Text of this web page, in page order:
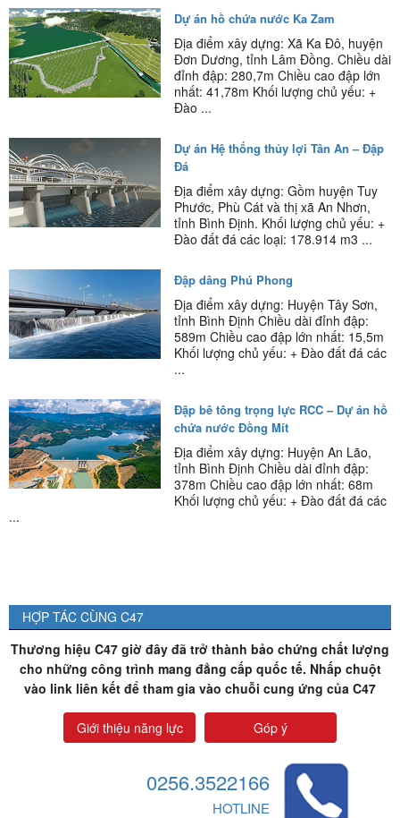
Dự án hồ chứa nước Ka Zam
Địa điểm xây dựng: Xã Ka Đô, huyện
Đơn Dương, tỉnh Lâm Đồng. Chiều dài
đỉnh đập: 280,7m Chiều cao đập lớn
nhất: 41,78m Khối lượng chủ yếu: +
Đào ...
Dự án Hệ thống thủy lợi Tân An – Đập
Đá
Địa điểm xây dựng: Gồm huyện Tuy
Phước, Phù Cát và thị xã An Nhơn,
tỉnh Bình Định. Khối lượng chủ yếu: +
Đào đất đá các loại: 178.914 m3 ...
Đập dâng Phú Phong
Địa điểm xây dựng: Huyện Tây Sơn,
tỉnh Bình Định Chiều dài đỉnh đập:
589m Chiều cao đập lớn nhất: 15,5m
Khối lượng chủ yếu: + Đào đất đá các
...
Đập bê tông trọng lực RCC – Dự án hồ
chứa nước Đồng Mít
Địa điểm xây dựng: Huyện An Lão,
tỉnh Bình Định Chiều dài đỉnh đập:
378m Chiều cao đập lớn nhất: 68m
Khối lượng chủ yếu: + Đào đất đá các
...
HỢP TÁC CÙNG C47
Thương hiệu C47 giờ đây đã trở thành bảo chứng chất lượng
cho những công trình mang đẳng cấp quốc tế. Nhấp chuột
vào link liên kết để tham gia vào chuỗi cung ứng của C47
Giới thiệu năng lực Góp ý
0256.3522166
HOTLINE